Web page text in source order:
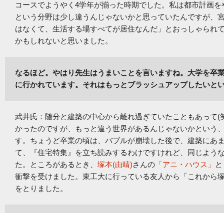
コースでようやく4学年が揃った時期でした。私は都市計画
という分野は少し違うんじゃないかと思っていたんですが、
はなくて、生活する場すべてが居住なんだ」とおっしゃられ
かもしれないと思いました。
なるほど。やはり先生はうまいことを言いますね。大学を卒
に行かれています。それはもっとブラッシュアップしたいと
武井氏：随分と建築の中心から離れ過ぎていたこともあって
かったのですが、もっと違う世界があるんじゃないかという
す。ちょうど卒業の頃は、バブルが崩壊した後で、建築にあ
て、『住宅特集』を立ち読みするわけですけれど、同じよう
た。ところがあるとき、 塚本(由晴)さんの 「アニ・ハウス」 と
衝撃を受けました。東工大に行っている友人から「これから
をとりました。